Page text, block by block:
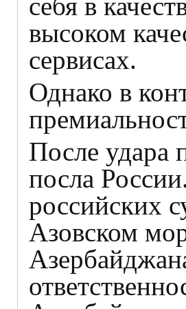
высоком
сервисах.
Однако в
После
посла
российских
Азовском